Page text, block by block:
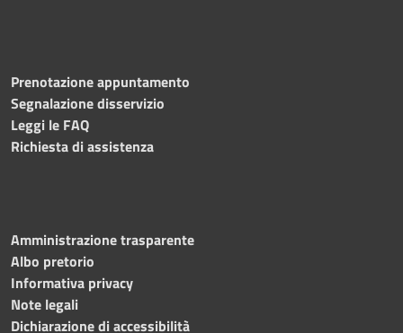
Prenotazione appuntamento
Segnalazione disservizio
Leggi le FAQ
Richiesta di assistenza
Amministrazione trasparente
Albo pretorio
Informativa privacy
Note legali
Dichiarazione di accessibilità